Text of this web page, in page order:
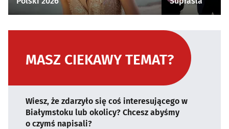
MASZ CIEKAWY TEMAT?
Wiesz, że zdarzyło się coś interesującego w
Białymstoku lub okolicy? Chcesz abyśmy
o czymś napisali?